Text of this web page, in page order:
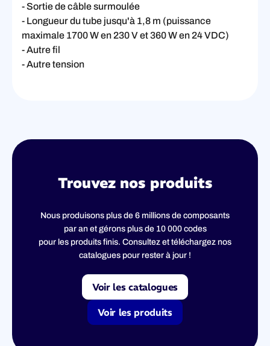
- Sortie de câble surmoulée
- Longueur du tube jusqu'à 1,8 m (puissance
maximale 1700 W en 230 V et 360 W en 24 VDC)
- Autre fil
- Autre tension
Trouvez nos produits
Nous produisons plus de 6 millions de composants
par an et gérons plus de 10 000 codes
pour les produits finis. Consultez et téléchargez nos
catalogues pour rester à jour !
Voir les catalogues
Voir les produits